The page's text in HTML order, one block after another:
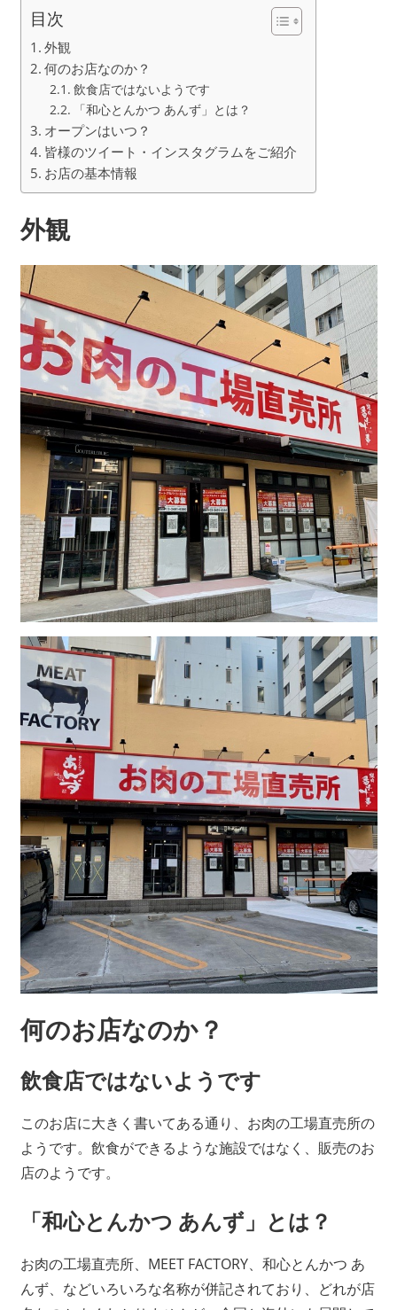
目次
外観
何のお店なのか？
飲食店ではないようです
「和心とんかつ あんず」とは？
オープンはいつ？
皆様のツイート・インスタグラムをご紹介
お店の基本情報
外観
何のお店なのか？
飲食店ではないようです
このお店に大きく書いてある通り、お肉の工場直売所の
ようです。飲食ができるような施設ではなく、販売のお
店のようです。
「和心とんかつ あんず」とは？
お肉の工場直売所、MEET FACTORY、和心とんかつ あ
んず、などいろいろな名称が併記されており、どれが店